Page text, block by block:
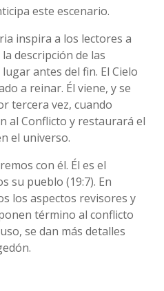
este escenario.
inspira a los lectores a
descripción de las
antes del fin. El Cielo
a reinar. Él viene, y se
tercera vez, cuando
al Conflicto y restaurará el
el universo.
con él. Él es el
su pueblo (19:7). En
los aspectos revisores y
término al conflicto
se dan más detalles